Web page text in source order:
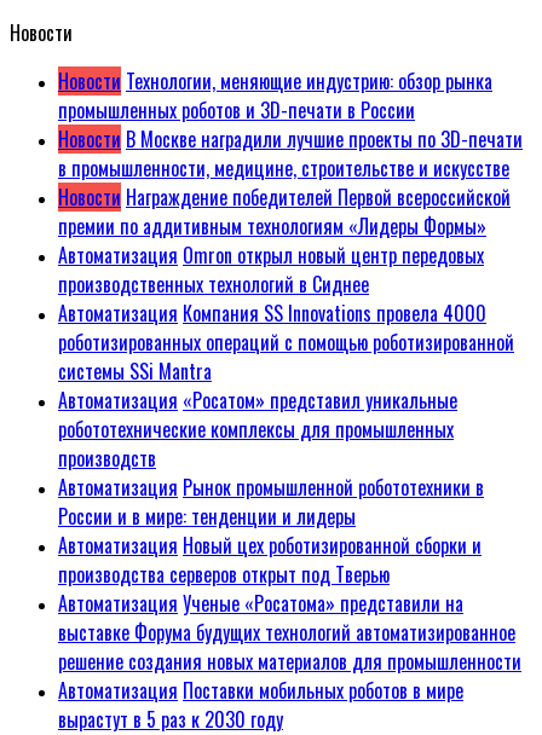
Новости
Новости Технологии, меняющие индустрию: обзор рынка
промышленных роботов и 3D-печати в России
Новости В Москве наградили лучшие проекты по 3D-печати
в промышленности, медицине, строительстве и искусстве
Новости Награждение победителей Первой всероссийской
премии по аддитивным технологиям «Лидеры Формы»
Автоматизация Omron открыл новый центр передовых
производственных технологий в Сиднее
Автоматизация Компания SS Innovations провела 4000
роботизированных операций с помощью роботизированной
системы SSi Mantra
Автоматизация «Росатом» представил уникальные
робототехнические комплексы для промышленных
производств
Автоматизация Рынок промышленной робототехники в
России и в мире: тенденции и лидеры
Автоматизация Новый цех роботизированной сборки и
производства серверов открыт под Тверью
Автоматизация Ученые «Росатома» представили на
выставке Форума будущих технологий автоматизированное
решение создания новых материалов для промышленности
Автоматизация Поставки мобильных роботов в мире
вырастут в 5 раз к 2030 году